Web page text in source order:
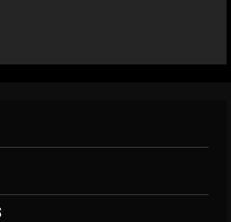
ya enamora en Liverpool
8, 2026